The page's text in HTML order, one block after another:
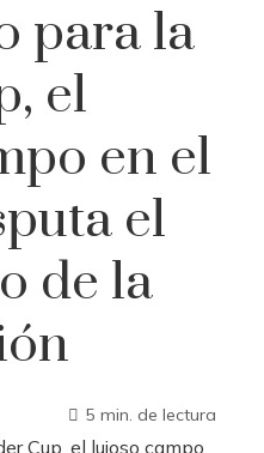
para la
el
en el
el
de la
5 min. de lectura